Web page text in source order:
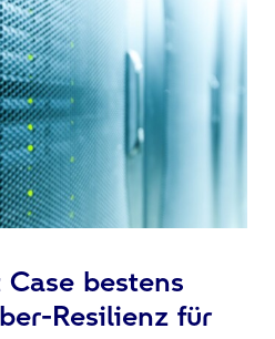
bestens
Resilienz für